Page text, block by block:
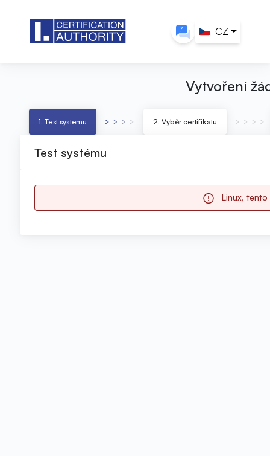
CZ
Vytvoření
1. Test systému 2. Výběr certifikátu
Test systému
Linux,